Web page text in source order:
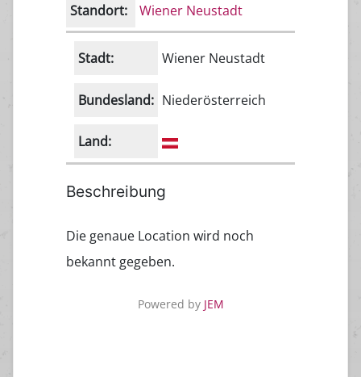
Standort: Wiener Neustadt
Stadt: Wiener Neustadt
Bundesland: Niederösterreich
Land:
Beschreibung
Die genaue Location wird noch
bekannt gegeben.
Powered by JEM